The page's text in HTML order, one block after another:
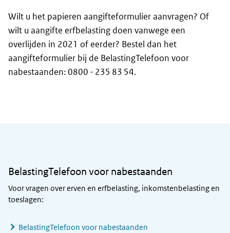
Wilt u het papieren aangifteformulier aanvragen? Of
wilt u aangifte erfbelasting doen vanwege een
overlijden in 2021 of eerder? Bestel dan het
aangifteformulier bij de BelastingTelefoon voor
nabestaanden: 0800 - 235 83 54.
BelastingTelefoon voor nabestaanden
Voor vragen over erven en erfbelasting, inkomstenbelasting en
toeslagen:
BelastingTelefoon voor nabestaanden